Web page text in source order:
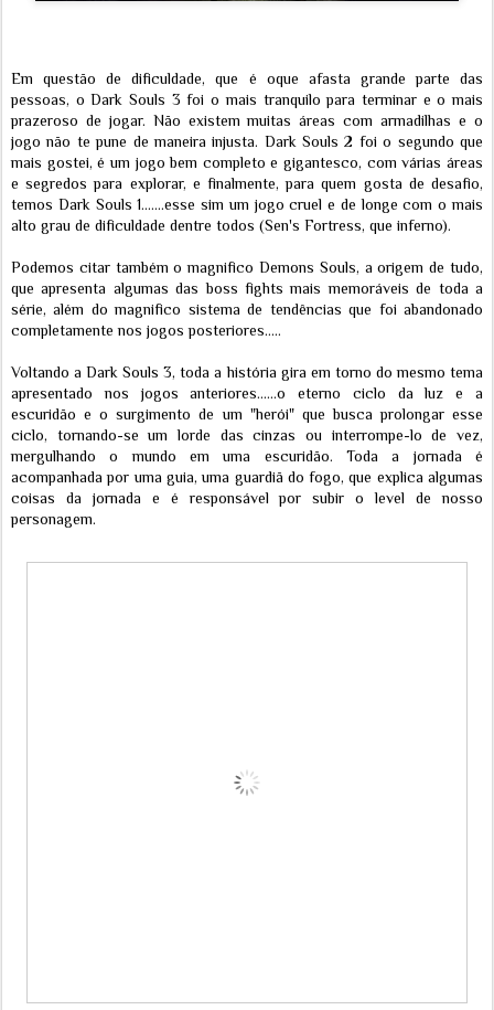
Em questão de dificuldade, que é oque afasta grande parte das
pessoas, o Dark Souls 3 foi o mais tranquilo para terminar e o mais
prazeroso de jogar. Não existem muitas áreas com armadilhas e o
jogo não te pune de maneira injusta. Dark Souls 2 foi o segundo que
mais gostei, é um jogo bem completo e gigantesco, com várias áreas
e segredos para explorar, e finalmente, para quem gosta de desafio,
temos Dark Souls 1.......esse sim um jogo cruel e de longe com o mais
alto grau de dificuldade dentre todos (Sen's Fortress, que inferno).
Podemos citar também o magnifico Demons Souls, a origem de tudo,
que apresenta algumas das boss fights mais memoráveis de toda a
série, além do magnifico sistema de tendências que foi abandonado
completamente nos jogos posteriores.....
Voltando a Dark Souls 3, toda a história gira em torno do mesmo tema
apresentado nos jogos anteriores......o eterno ciclo da luz e a
escuridão e o surgimento de um "herói" que busca prolongar esse
ciclo, tornando-se um lorde das cinzas ou interrompe-lo de vez,
mergulhando o mundo em uma escuridão. Toda a jornada é
acompanhada por uma guia, uma guardiã do fogo, que explica algumas
coisas da jornada e é responsável por subir o level de nosso
personagem.